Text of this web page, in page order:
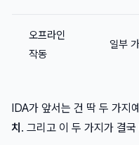
오프라인
작동
일부
IDA가 앞서는 건 딱 두 가지
치 . 그리고 이 두 가지가 결